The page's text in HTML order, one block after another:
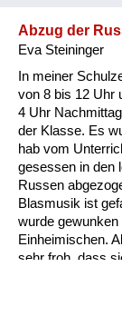
Abzug der
Eva Steininger
In meiner
von 8 bis 12 Uhr
4 Uhr
der Klasse. Es
hab vom
gesessen in den
Russen
Blasmusik ist
wurde
Einheimischen.
sehr froh, dass